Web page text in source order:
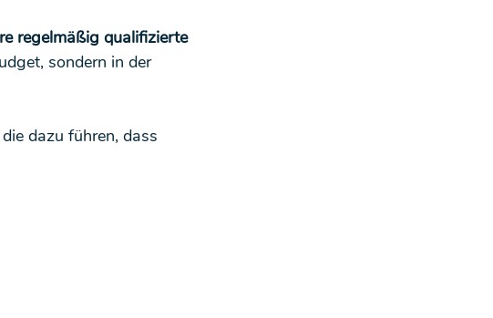
regelmäßig qualifizierte
sondern in der
die dazu führen, dass